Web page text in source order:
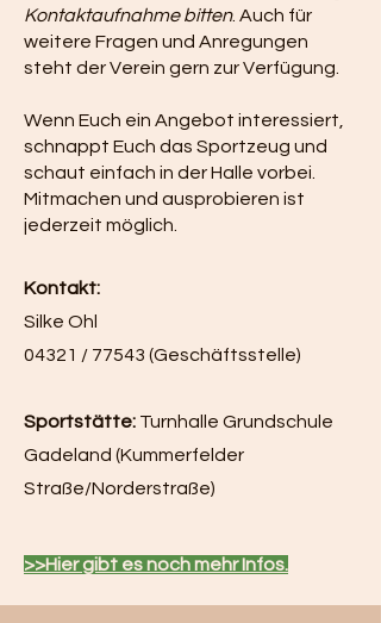
Kontaktaufnahme bitten. Auch für
weitere Fragen und Anregungen
steht der Verein gern zur Verfügung.
Wenn Euch ein Angebot interessiert,
schnappt Euch das Sportzeug und
schaut einfach in der Halle vorbei.
Mitmachen und ausprobieren ist
jederzeit möglich.
Kontakt:
Silke Ohl
04321 / 77543 (Geschäftsstelle)
Sportstätte: Turnhalle Grundschule
Gadeland (Kummerfelder
Straße/Norderstraße)
>>Hier gibt es noch mehr Infos.